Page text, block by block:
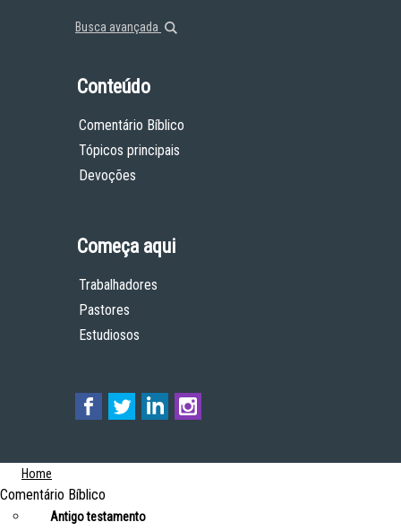
Busca avançada
Conteúdo
Comentário Bíblico
Tópicos principais
Devoções
Começa aqui
Trabalhadores
Pastores
Estudiosos
Home
Comentário Bíblico
Antigo testamento